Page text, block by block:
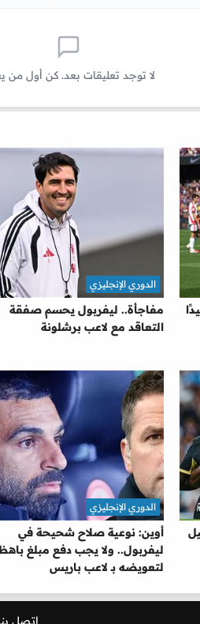
لا توجد تعليقات بعد. كن أول من
مفاجأة.. ليفربول يحسم صفقة
التعاقد مع لاعب برشلونة
الدوري الإنجليزي
أوين: نوعية صلاح شحيحة في
ليفربول.. ولا يجب دفع مبلغ
لتعويضه بـ لاعب باريس
الدوري الإنجليزي
اتصل